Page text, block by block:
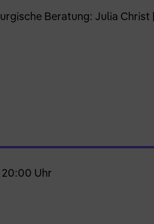
Beratung: Julia
20:00 Uhr